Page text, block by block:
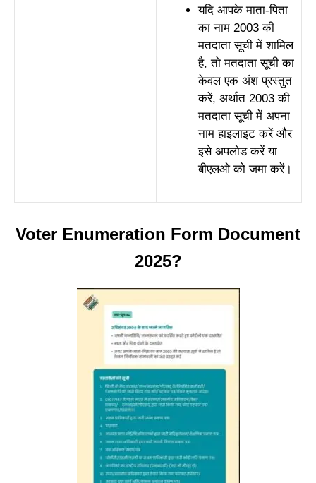
यदि आपके माता-पिता
का नाम 2003 की
मतदाता सूची में शामिल
है, तो मतदाता सूची का
केवल एक अंश प्रस्तुत
करें, अर्थात 2003 की
मतदाता सूची में अपना
नाम हाइलाइट करें और
इसे अपलोड करें या
बीएलओ को जमा करें।
Voter Enumeration Form Document
2025?